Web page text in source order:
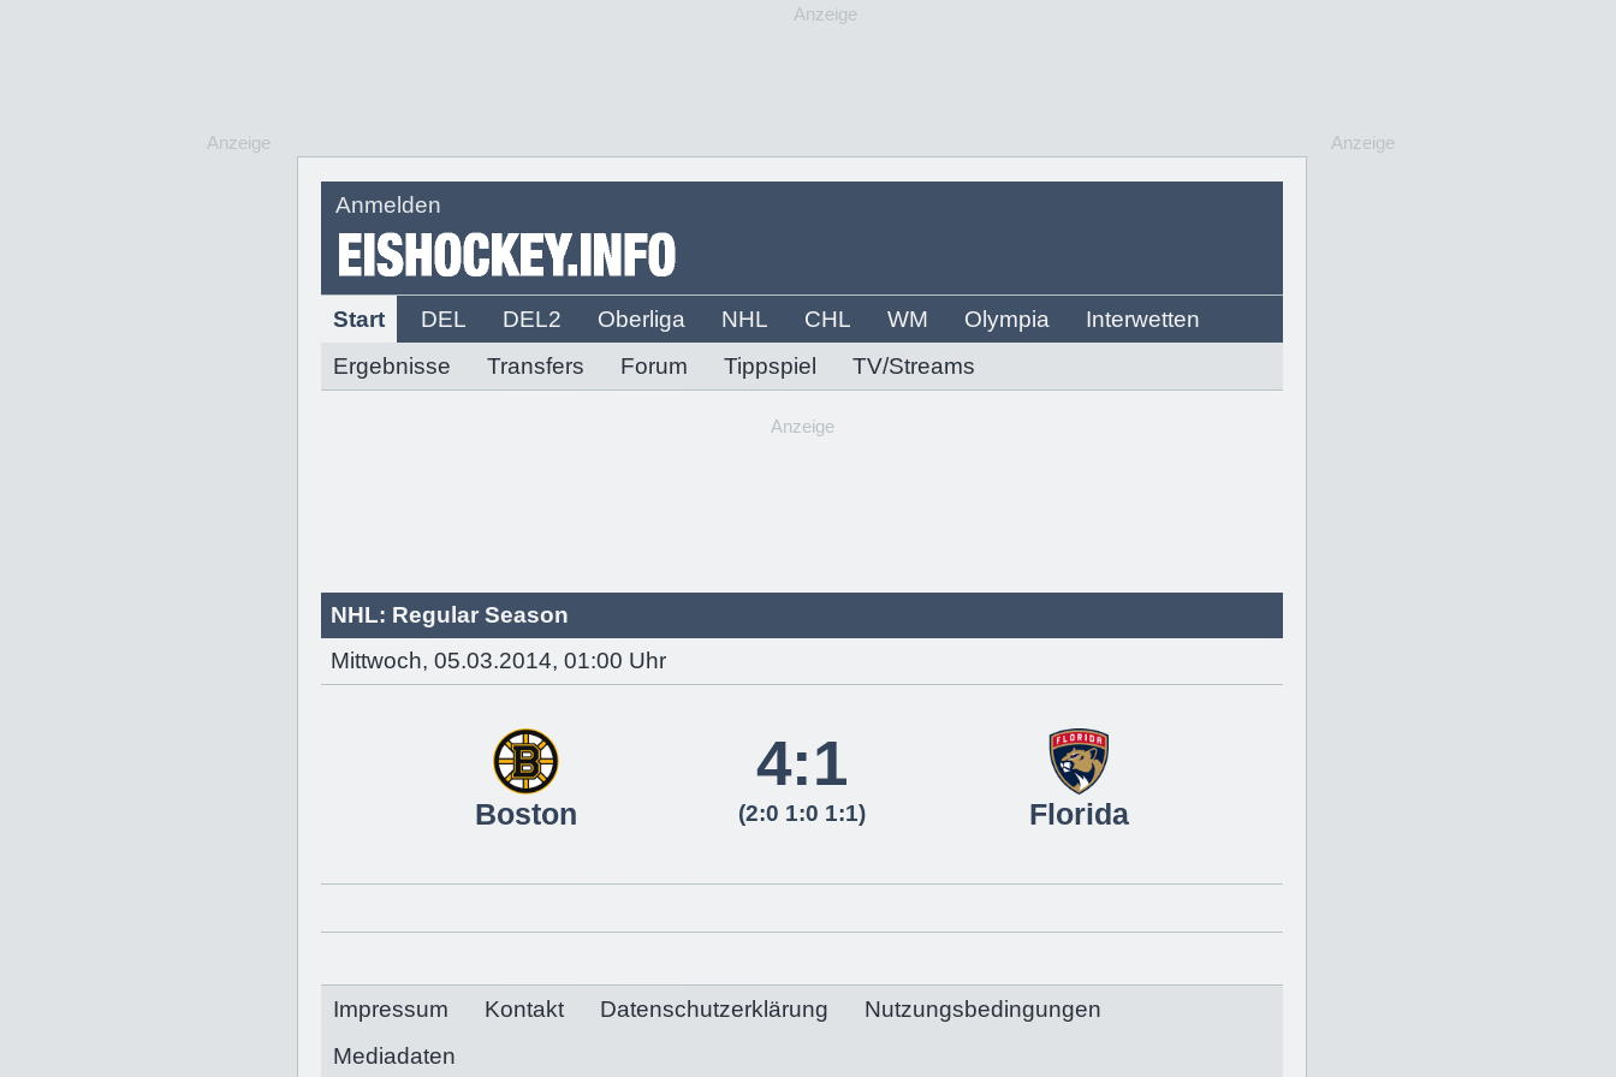
Anzeige
Anmelden
Start DEL DEL2 Oberliga NHL CHL WM Olympia
Interwetten
Ergebnisse
Transfers Forum Tippspiel TV/Streams
Anzeige
Anzeige
Anzeige
NHL: Regular Season
Mittwoch, 05.03.2014, 01:00 Uhr
Boston
4:1
(2:0 1:0 1:1) Florida
Impressum Kontakt Datenschutzerklärung
Nutzungsbedingungen
Mediadaten